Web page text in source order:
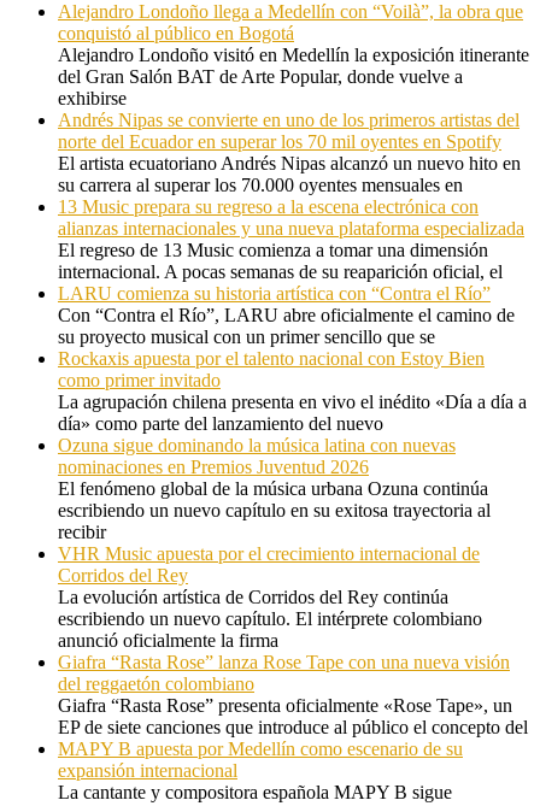
Alejandro Londoño llega a Medellín con “Voilà”, la obra que
conquistó al público en Bogotá
Alejandro Londoño visitó en Medellín la exposición itinerante
del Gran Salón BAT de Arte Popular, donde vuelve a
exhibirse
Andrés Nipas se convierte en uno de los primeros artistas del
norte del Ecuador en superar los 70 mil oyentes en Spotify
El artista ecuatoriano Andrés Nipas alcanzó un nuevo hito en
su carrera al superar los 70.000 oyentes mensuales en
13 Music prepara su regreso a la escena electrónica con
alianzas internacionales y una nueva plataforma especializada
El regreso de 13 Music comienza a tomar una dimensión
internacional. A pocas semanas de su reaparición oficial, el
LARU comienza su historia artística con “Contra el Río”
Con “Contra el Río”, LARU abre oficialmente el camino de
su proyecto musical con un primer sencillo que se
Rockaxis apuesta por el talento nacional con Estoy Bien
como primer invitado
La agrupación chilena presenta en vivo el inédito «Día a día a
día» como parte del lanzamiento del nuevo
Ozuna sigue dominando la música latina con nuevas
nominaciones en Premios Juventud 2026
El fenómeno global de la música urbana Ozuna continúa
escribiendo un nuevo capítulo en su exitosa trayectoria al
recibir
VHR Music apuesta por el crecimiento internacional de
Corridos del Rey
La evolución artística de Corridos del Rey continúa
escribiendo un nuevo capítulo. El intérprete colombiano
anunció oficialmente la firma
Giafra “Rasta Rose” lanza Rose Tape con una nueva visión
del reggaetón colombiano
Giafra “Rasta Rose” presenta oficialmente «Rose Tape», un
EP de siete canciones que introduce al público el concepto del
MAPY B apuesta por Medellín como escenario de su
expansión internacional
La cantante y compositora española MAPY B sigue